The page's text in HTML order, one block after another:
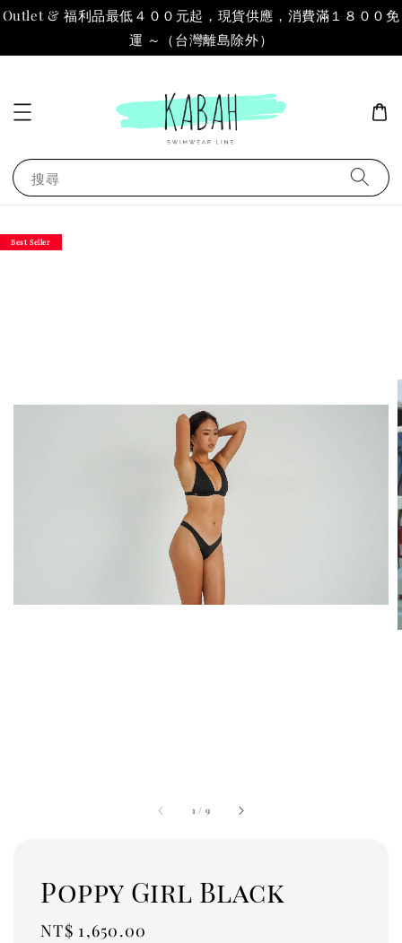
Outlet & 福利品最低４００元起，現貨供應，消費滿１８００免
運 ～（台灣離島除外）
搜尋
1 / 9
Best Seller
Poppy Girl Black
Regular
NT$ 1,650.00